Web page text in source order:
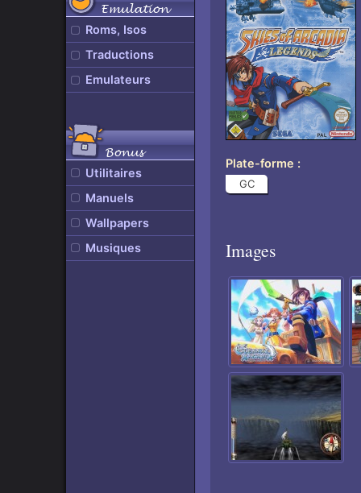
Emulation
Roms, Isos
Traductions
Emulateurs
Bonus
Utilitaires
Manuels
Wallpapers
Musiques
Plate-forme
GC
Images